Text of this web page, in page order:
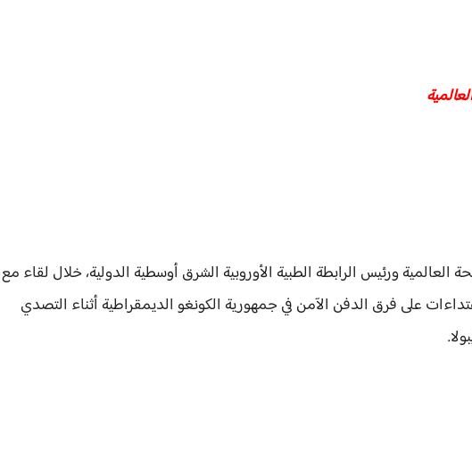
ورئيس الرابطة الطبية الأوروبية الشرق أوسطية الدولية، خلال لقاء مع
على فرق الدفن الآمن في جمهورية الكونغو الديمقراطية أثناء التصدي